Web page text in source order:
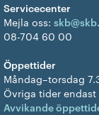
Servicecenter
Mejla oss:
08-704 60 00
Öppettider
Måndag–torsdag
Övriga tider endast
Avvikande